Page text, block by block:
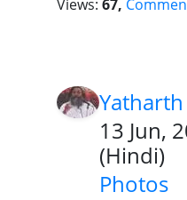
Views: 67,
13 Jun,
(Hindi)
Photos